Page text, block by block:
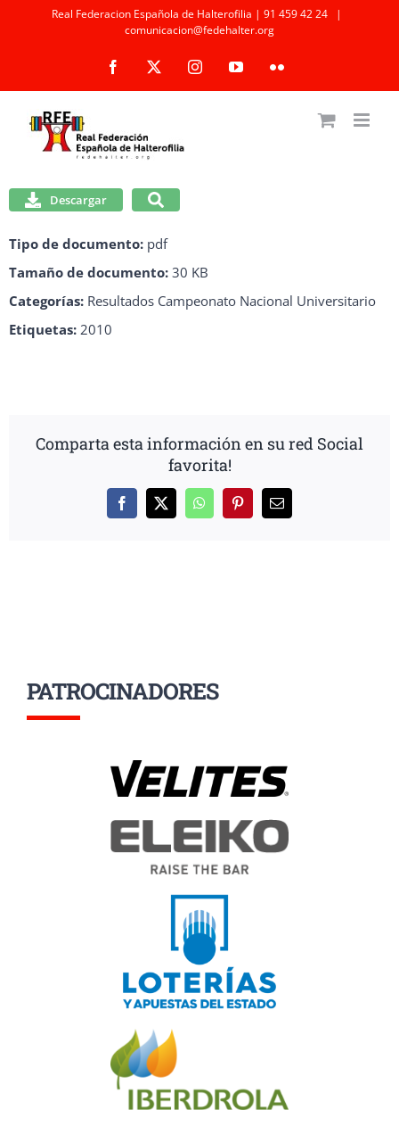
Real Federacion Española de Halterofilia | 91 459 42 24
|
comunicacion@fedehalter.org
Facebook InstagramYouTubeFlickr
Descargar
Tipo de documento: pdf
Tamaño de documento: 30 KB
Categorías: Resultados Campeonato Nacional Universitario
Etiquetas: 2010
Comparta esta información en su red Social
favorita!
Facebook
X WhatsAppPinterestCorreo
PATROCINADORES